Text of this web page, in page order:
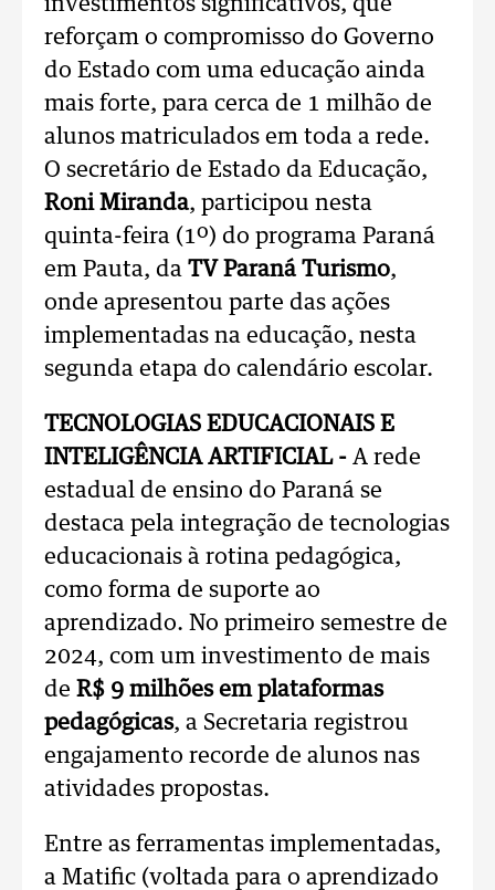
investimentos significativos, que
reforçam o compromisso do Governo
do Estado com uma educação ainda
mais forte, para cerca de 1 milhão de
alunos matriculados em toda a rede.
O secretário de Estado da Educação,
Roni Miranda, participou nesta
quinta-feira (1º) do programa Paraná
em Pauta, da TV Paraná Turismo,
onde apresentou parte das ações
implementadas na educação, nesta
segunda etapa do calendário escolar.
TECNOLOGIAS EDUCACIONAIS E
INTELIGÊNCIA ARTIFICIAL - A rede
estadual de ensino do Paraná se
destaca pela integração de tecnologias
educacionais à rotina pedagógica,
como forma de suporte ao
aprendizado. No primeiro semestre de
2024, com um investimento de mais
de R$ 9 milhões em plataformas
pedagógicas, a Secretaria registrou
engajamento recorde de alunos nas
atividades propostas.
Entre as ferramentas implementadas,
a Matific (voltada para o aprendizado